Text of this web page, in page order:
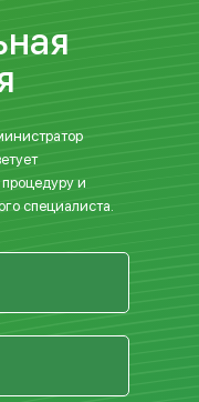
и
специалиста.